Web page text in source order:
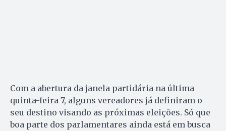
Com a abertura da janela partidária na última
quinta-feira 7, alguns vereadores já definiram o
seu destino visando as próximas eleições. Só que
boa parte dos parlamentares ainda está em busca